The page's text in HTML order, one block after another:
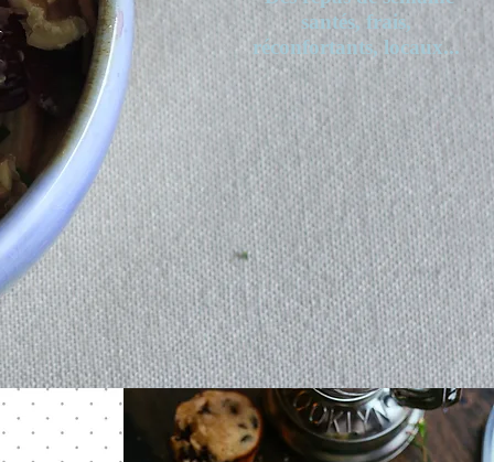
santés,frais,
réconfortants, locaux...